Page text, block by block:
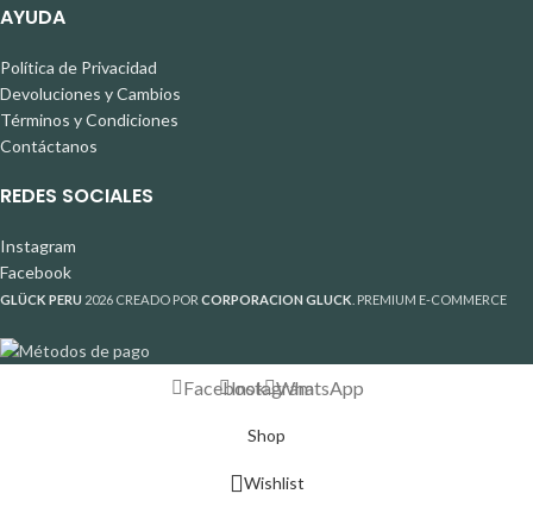
AYUDA
Política de Privacidad
Devoluciones y Cambios
Términos y Condiciones
Contáctanos
REDES SOCIALES
Instagram
Facebook
GLÜCK PERU 2026 CREADO POR CORPORACION GLUCK . PREMIUM E-COMMERCE
FacebookInstagramWhatsApp
Shop
Wishlist